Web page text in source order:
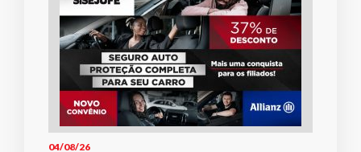
04/08/26